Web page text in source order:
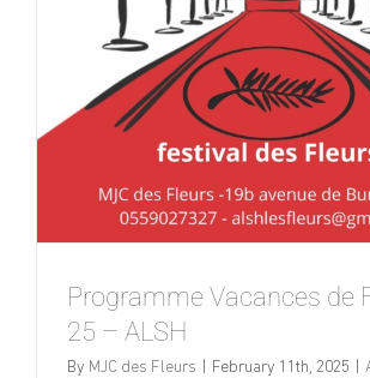
Programme Vacances de
25 – ALSH
By MJC des Fleurs February 11th, 2025